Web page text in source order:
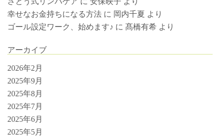
幸せなお金持ちになる方法 に 岡内千夏 より
ゴール設定ワーク、始めます♪ に 髙橋有希 より
アーカイブ
2026年2月
2025年9月
2025年8月
2025年7月
2025年6月
2025年5月